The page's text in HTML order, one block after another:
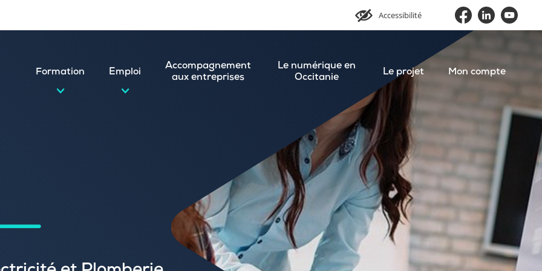
Accessibilité
Formation Emploi
et postuler en ligne
spontanée
Accompagnement
aux entreprises
Le numérique en
Occitanie
Le projet Mon compte